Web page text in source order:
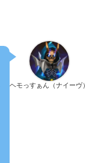
ヘモっすぁん（ナイーヴ）